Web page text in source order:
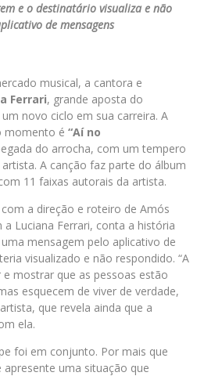
e o destinatário visualiza e não
de mensagens
musical, a cantora e
Ferrari, grande aposta do
novo ciclo em sua carreira. A
momento é “Aí no
do arrocha, com um tempero
A canção faz parte do álbum
11 faixas autorais da artista.
com a direção e roteiro de Amós
Luciana Ferrari, conta a história
mensagem pelo aplicativo de
visualizado e não respondido. “A
mostrar que as pessoas estão
esquecem de viver de verdade,
que revela ainda que a
ela.
foi em conjunto. Por mais que
uma situação que